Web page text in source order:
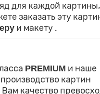
для каждой
заказать эту
и макету .
PREMIUM и наше
картин
качество